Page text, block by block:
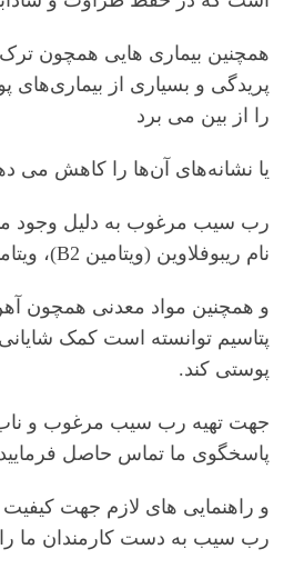
همچنین بیماری هایی همچون
پریدگی و بسیاری از
را از بین می برد
یا نشانه‌های آن‌ها را کاهش می
رب سیب مرغوب به دلیل وجود
نام ریبوفلاوین (ویتامین B2)، ویتامین C و A،
و همچنین مواد معدنی همچون
پتاسیم توانسته است کمک
پوستی کند.
جهت تهیه رب سیب مرغوب و ناب
پاسخگوی ما تماس حاصل فرمایید
و راهنمایی های لازم جهت
رب سیب به دست کارمندان ما